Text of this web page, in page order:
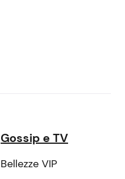
Gossip e TV
Bellezze VIP